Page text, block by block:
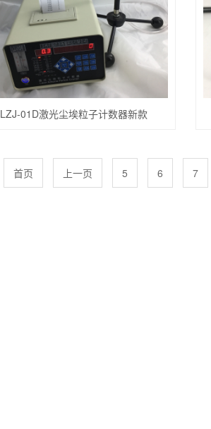
LZJ-01D激光尘埃粒子计数器新款
首页 上一页 5 6 7